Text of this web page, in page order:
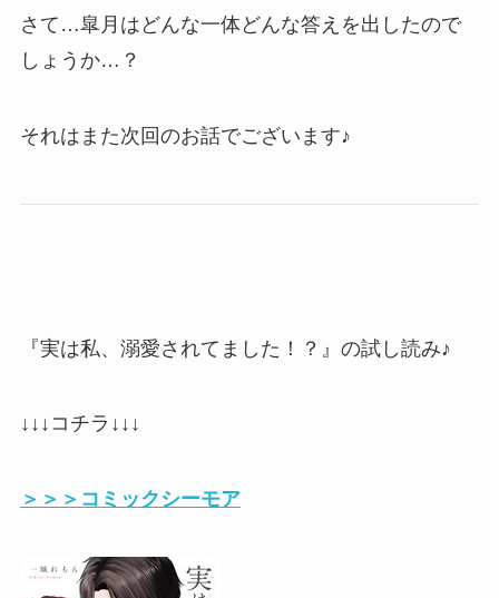
さて…皐月はどんな一体どんな答えを出したので
しょうか…？
それはまた次回のお話でございます♪
『実は私、溺愛されてました！？』の試し読み♪
↓↓↓コチラ↓↓↓
＞＞＞コミックシーモア